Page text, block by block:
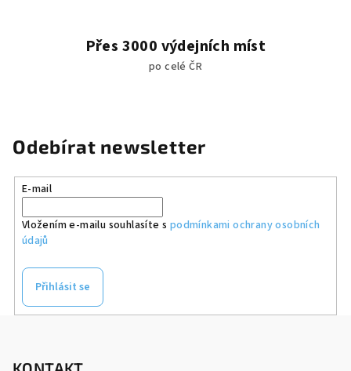
Přes 3000 výdejních míst
po celé ČR
Odebírat newsletter
E-mail
Vložením e-mailu souhlasíte s podmínkami ochrany osobních
údajů
Přihlásit se